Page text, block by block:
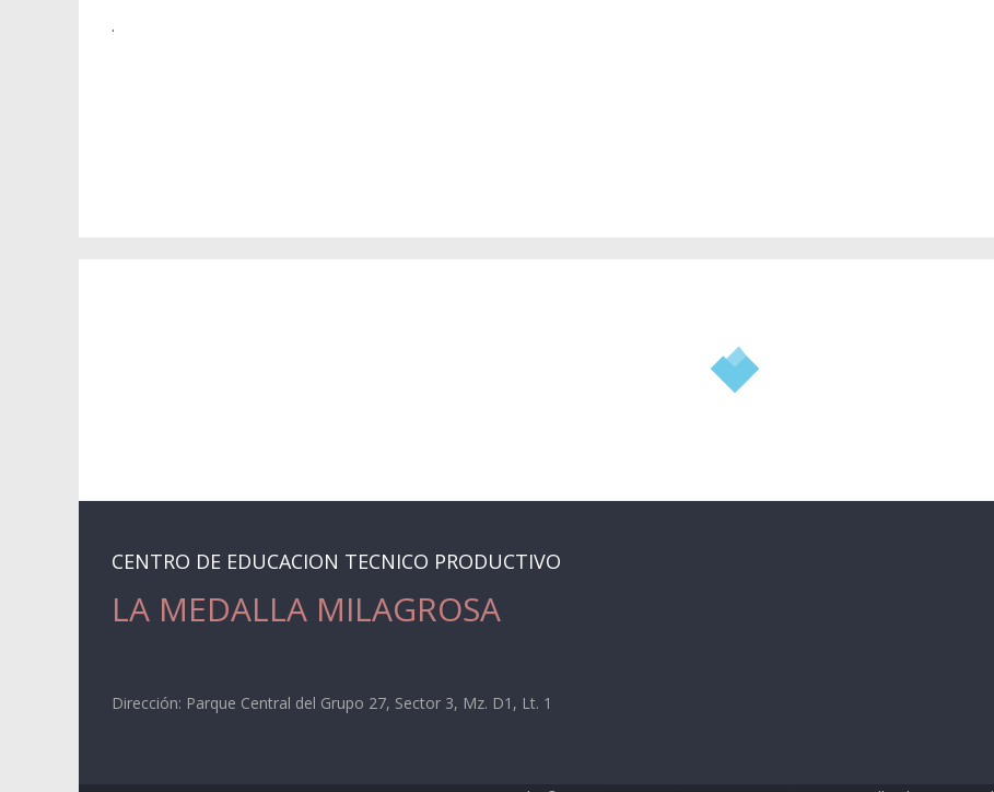
.
CENTRO DE EDUCACION TECNICO PRODUCTIVO
LA MEDALLA MILAGROSA
Dirección: Parque Central del Grupo 27, Sector 3, Mz. D1, Lt. 1